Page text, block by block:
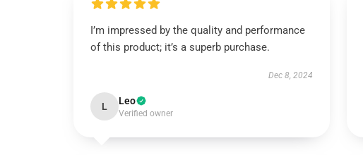
I’m impressed by the quality and performance
of this product; it’s a superb purchase.
Dec 8, 2024
L Leo
Verified owner